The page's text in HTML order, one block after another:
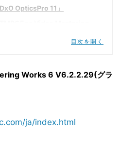
OpticsPro 11」
2016」
redux」
of the Tomb Raider」
目次を開く
Works 6 V6.2.2.29(グラ
ja/index.html